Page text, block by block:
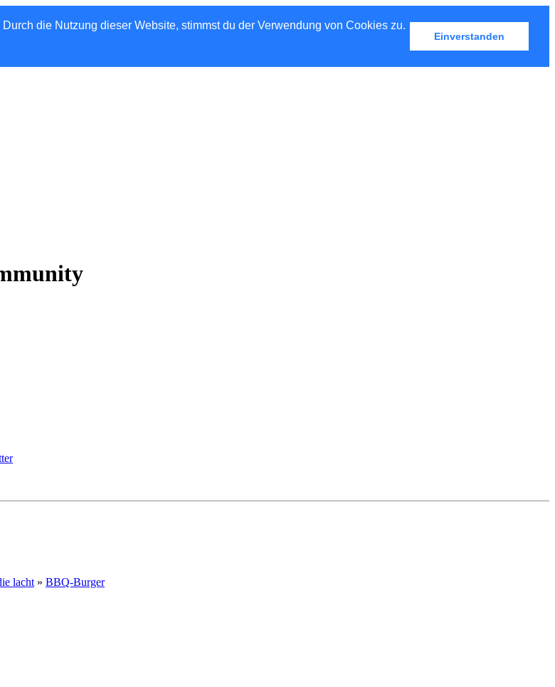
die Nutzung dieser Website, stimmst du der Verwendung von Cookies zu.
Einverstanden
lacht » BBQ-Burger